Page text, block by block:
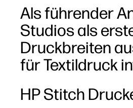
Als führender
Studios als
Druckbreiten
für Textildruck
HP Stitch